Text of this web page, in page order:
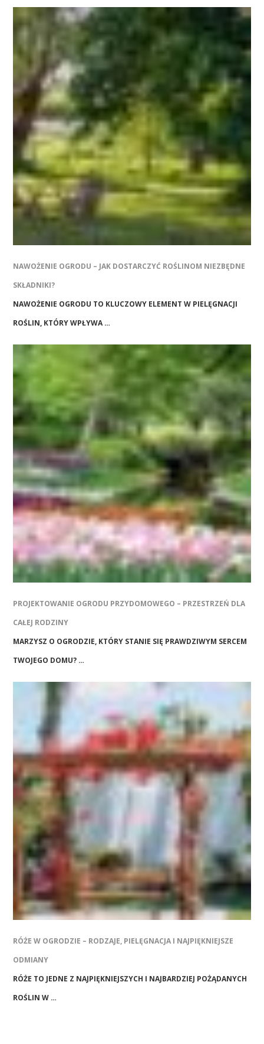
NAWOŻENIE OGRODU – JAK DOSTARCZYĆ ROŚLINOM NIEZBĘDNE
SKŁADNIKI?
NAWOŻENIE OGRODU TO KLUCZOWY ELEMENT W PIELĘGNACJI
ROŚLIN, KTÓRY WPŁYWA …
PROJEKTOWANIE OGRODU PRZYDOMOWEGO – PRZESTRZEŃ DLA
CAŁEJ RODZINY
MARZYSZ O OGRODZIE, KTÓRY STANIE SIĘ PRAWDZIWYM SERCEM
TWOJEGO DOMU? …
RÓŻE W OGRODZIE – RODZAJE, PIELĘGNACJA I NAJPIĘKNIEJSZE
ODMIANY
RÓŻE TO JEDNE Z NAJPIĘKNIEJSZYCH I NAJBARDZIEJ POŻĄDANYCH
ROŚLIN W …